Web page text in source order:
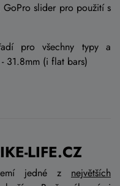
GoPro slider pro použití s
pro všechny typy a
31.8mm (i flat bars)
LIFE.CZ
jedné z největších